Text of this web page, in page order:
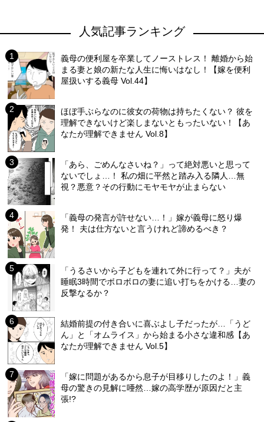
人気記事ランキング
義母の便利屋を卒業してノーストレス！ 離婚から始
まる妻と娘の新たな人生に悔いはなし！【嫁を便利
屋扱いする義母 Vol.44】
ほぼ手ぶらなのに彼女の荷物は持ちたくない？ 彼を
理解できないけど楽しまないともったいない！【あ
なたが理解できません Vol.8】
「あら、ごめんなさいね？」って絶対悪いと思って
ないでしょ…！ 私の畑に平然と踏み入る隣人…無
視？悪意？その行動にモヤモヤが止まらない
「義母の発言が許せない…！」嫁が義母に怒り爆
発！ 夫は仕方ないと言うけれど諦めるべき？
「うるさいから子どもを連れて外に行って？」夫が
睡眠3時間でボロボロの妻に追い打ちをかける…妻の
反撃なるか？
結婚前提の付き合いに喜ぶよし子だったが…「うど
ん」と「オムライス」から始まる小さな違和感【あ
なたが理解できません Vol.5】
「嫁に問題があるから息子が目移りしたのよ！」義
母の驚きの見解に唖然…嫁の高学歴が原因だと主
張!?